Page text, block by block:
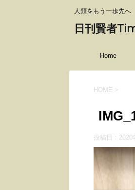
人類をもう一歩先へ
日刊賢者
Home
HOME >
投稿日： 2020